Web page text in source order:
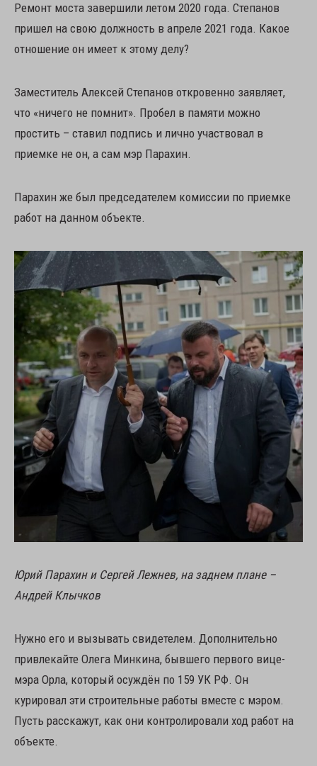
Ремонт моста завершили летом 2020 года. Степанов
пришел на свою должность в апреле 2021 года. Какое
отношение он имеет к этому делу?
Заместитель Алексей Степанов откровенно заявляет,
что «ничего не помнит». Пробел в памяти можно
простить – ставил подпись и лично участвовал в
приемке не он, а сам мэр Парахин.
Парахин же был председателем комиссии по приемке
работ на данном объекте.
Юрий Парахин и Сергей Лежнев, на заднем плане –
Андрей Клычков
Нужно его и вызывать свидетелем. Дополнительно
привлекайте Олега Минкина, бывшего первого вице-
мэра Орла, который осуждён по 159 УК РФ. Он
курировал эти строительные работы вместе с мэром.
Пусть расскажут, как они контролировали ход работ на
объекте.